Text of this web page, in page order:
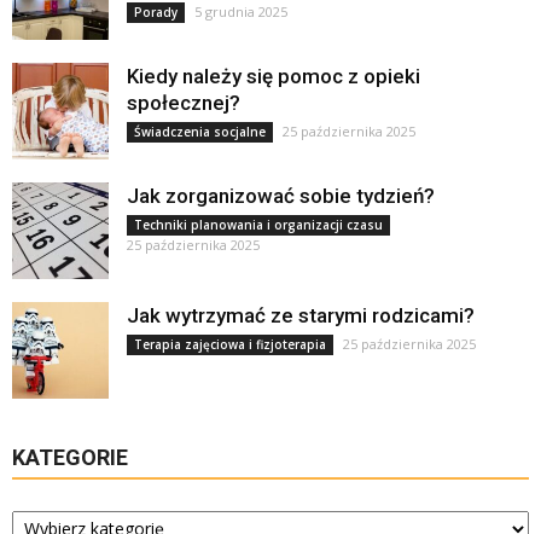
Porady 5 grudnia 2025
Kiedy należy się pomoc z opieki
społecznej?
Świadczenia socjalne 25 października 2025
Jak zorganizować sobie tydzień?
Techniki planowania i organizacji czasu
25 października 2025
Jak wytrzymać ze starymi rodzicami?
Terapia zajęciowa i fizjoterapia 25 października 2025
KATEGORIE
Kategorie